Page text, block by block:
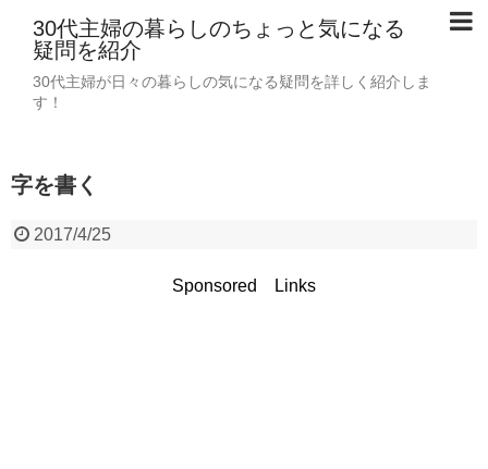
30代主婦の暮らしのちょっと気になる
疑問を紹介
30代主婦が日々の暮らしの気になる疑問を詳しく紹介しま
す！
字を書く
2017/4/25
Sponsored Links